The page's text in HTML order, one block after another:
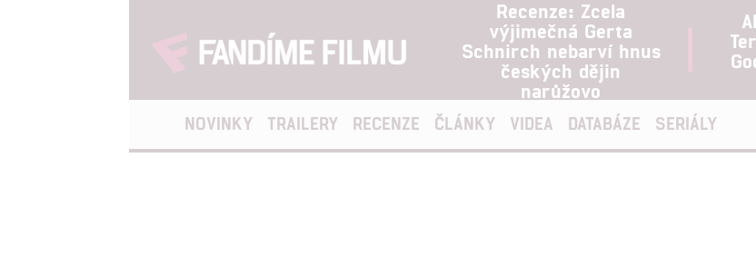
Recenze: Zcela
výjimečná Gerta
Schnirch nebarví hnus
českých dějin
narůžovo
NOVINKY TRAILERY RECENZE ČLÁNKY VIDEA DATABÁZE SERIÁLY